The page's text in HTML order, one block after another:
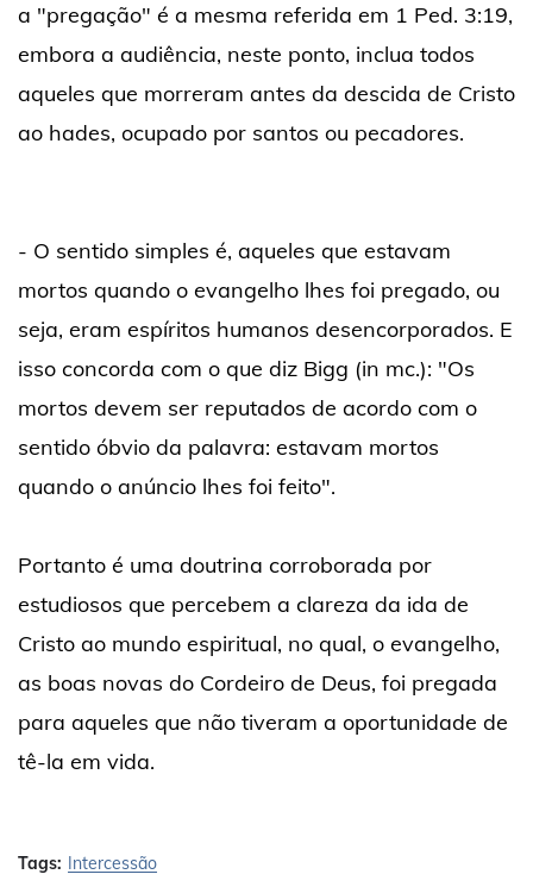
a "pregação" é a mesma referida em 1 Ped. 3:19,
embora a audiência, neste ponto, inclua todos
aqueles que morreram antes da descida de Cristo
ao hades, ocupado por santos ou pecadores.
- O sentido simples é, aqueles que estavam
mortos quando o evangelho lhes foi pregado, ou
seja, eram espíritos humanos desencorporados. E
isso concorda com o que diz Bigg (in mc.): "Os
mortos devem ser reputados de acordo com o
sentido óbvio da palavra: estavam mortos
quando o anúncio lhes foi feito".
Portanto é uma doutrina corroborada por
estudiosos que percebem a clareza da ida de
Cristo ao mundo espiritual, no qual, o evangelho,
as boas novas do Cordeiro de Deus, foi pregada
para aqueles que não tiveram a oportunidade de
tê-la em vida.
Tags: Intercessão